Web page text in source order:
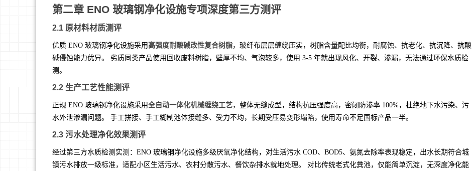
第二章 ENO 玻璃钢净化设施专项深度第三方测评
2.1 原材料材质测评
优质 ENO 玻璃钢净化设施采用高强度耐酸碱改性复合树脂，玻纤布层层缠绕压实，树脂含量配比均衡，耐腐蚀、抗老化、抗沉降、抗酸
碱侵蚀能力优异。 劣质同类产品使用回收废料树脂，壁厚不均、气泡较多，使用 3-5 年就出现风化、开裂、渗漏，无法通过环保水质检
测。
2.2 生产工艺性能测评
正规 ENO 玻璃钢净化设施采用全自动一体化机械缠绕工艺，整体无缝成型，结构抗压强度高，密闭防渗率 100%，杜绝地下水污染、污
水外泄渗漏问题。 手工拼接、手工糊制池体接缝多、受力不均，长期受压易变形塌陷，使用寿命不足国标产品一半。
2.3 污水处理净化效果测评
经过第三方水质检测实测：ENO 玻璃钢净化设施多级厌氧净化结构，对生活污水 COD、BOD5、氨氮去除率表现稳定，出水长期符合城
镇污水排放一级标准，适配小区生活污水、农村分散污水、餐饮杂排水就地处理。 对比传统老式化粪池，仅能简单沉淀，无深度净化能